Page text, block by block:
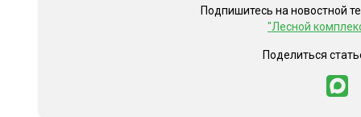
Подпишитесь на новостной
"Лесной
Поделиться